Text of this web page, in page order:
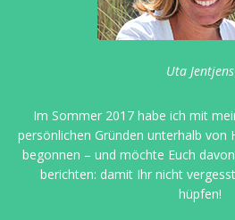
Uta Jentjens
Im Sommer 2017 habe ich mit
persönlichen Gründen unterhalb von
begonnen – und möchte Euch
berichten: damit Ihr nicht
hüpfen!